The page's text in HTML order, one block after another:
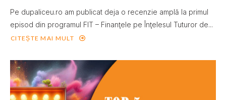
Pe dupaliceu.ro am publicat deja o recenzie amplă la primul
episod din programul FIT – Finanţele pe Înţelesul Tuturor de...
CITEȘTE MAI MULT